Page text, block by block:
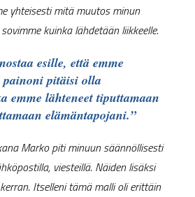
yhteisesti mitä muutos minun
kuinka lähdetään liikkeelle.
esille, että emme
painoni pitäisi olla
emme lähteneet tiputtamaan
elämäntapojani.”
Marko piti minuun säännöllisesti
viesteillä. Näiden lisäksi
Itselleni tämä malli oli erittäin